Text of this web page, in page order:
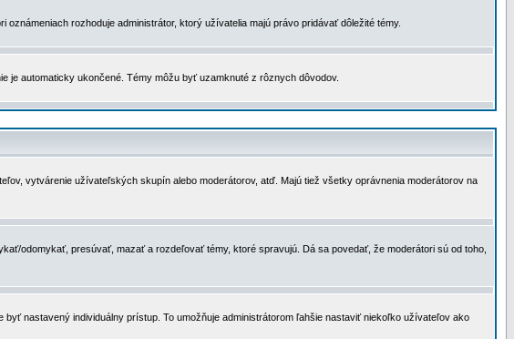
rozhoduje administrátor, ktorý užívatelia majú právo pridávať dôležité témy.
je automaticky ukončené. Témy môžu byť uzamknuté z rôznych dôvodov.
vytvárenie užívateľských skupín alebo moderátorov, atď. Majú tiež všetky oprávnenia moderátorov na
odomykať, presúvať, mazať a rozdeľovať témy, ktoré spravujú. Dá sa povedať, že moderátori sú od toho,
nastavený individuálny prístup. To umožňuje administrátorom ľahšie nastaviť niekoľko užívateľov ako